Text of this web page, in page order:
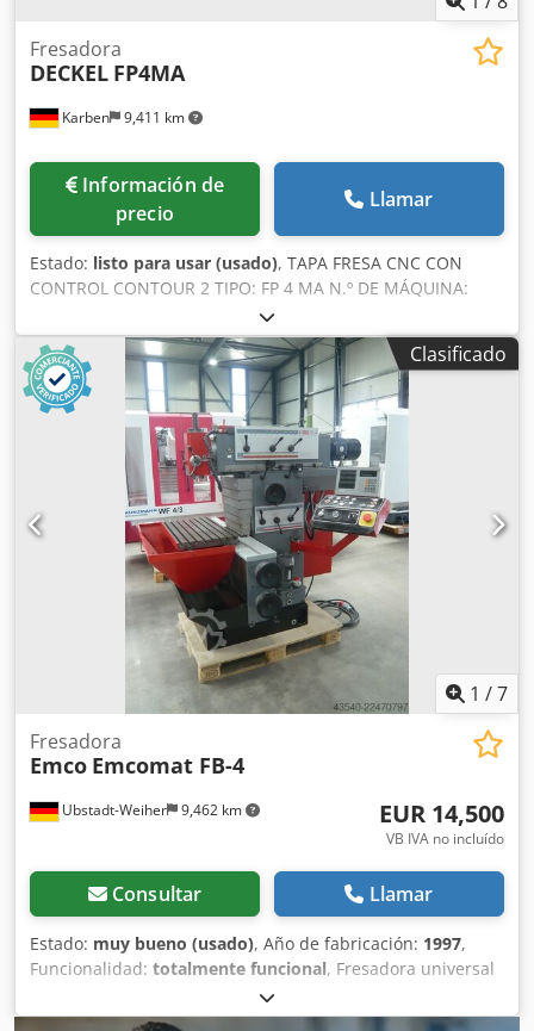
Karben 9,411 km
Fresadora
DECKEL FP4MA
Información de
precio
Llamar
Estado: listo para usar (usado), TAPA FRESA CNC CON
CONTROL CONTOUR 2 TIPO: FP 4 MA N.º DE MÁQUINA:
2204 - 1679 AÑO DE FABRICACIÓN: 1988 Área de trabajo:
Eje X (longitudinal): automático/manual: 485 / 500 mm Eje
Y (transversal): automático/manual: 385 / 400 mm Eje Z
(vertical): automático/manual: 380 / 400 mm Equipamiento:
- Accesorios estándar Credpfozrmkdex Ahmef - Mesa
angular de 460 x 800 mm - Cabezal de fresado vertical,
desplazable, SK40/M16 - Mordaza hidráulica - Sistema
automático de sujeción de herramientas - Sistema de
lubricación central automática - Volante electrónico -
Lámpara de máquina - Bandeja de virutas - Cabina de
protección - Sistema de refrigeración - Diversos soportes
de herramientas - Documentación Estado: lista para
funcionar, se puede demostrar su funcionamiento con
corriente eléctrica.
Clasificado
1 /7
Ubstadt-Weiher 9,462 km
Fresadora
Emco Emcomat FB-4
EUR 14,500
VB IVA no incluído
Consultar Llamar
Estado: muy bueno (usado), Año de fabricación: 1997,
Funcionalidad: totalmente funcional, Fresadora universal
EMCO FB-4 con indicador digital de 3 ejes Heidenhain en
muy buen estado. Datos técnicos: Crsdpfx Ajzq Efqehmof